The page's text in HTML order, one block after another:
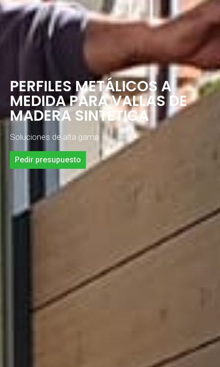
PERFILES METÁLICOS A
MEDIDA PARA VALLAS DE
MADERA SINTÉTICA
Soluciones de alta gama
Pedir presupuesto